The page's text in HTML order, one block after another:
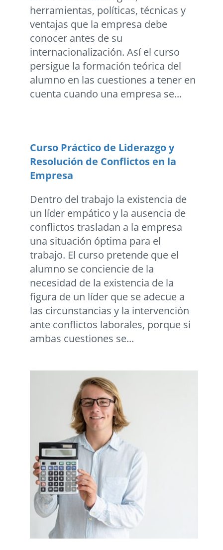
herramientas, políticas, técnicas y
ventajas que la empresa debe
conocer antes de su
internacionalización. Así el curso
persigue la formación teórica del
alumno en las cuestiones a tener en
cuenta cuando una empresa se...
Curso Práctico de Liderazgo y
Resolución de Conflictos en la
Empresa
Dentro del trabajo la existencia de
un líder empático y la ausencia de
conflictos trasladan a la empresa
una situación óptima para el
trabajo. El curso pretende que el
alumno se conciencie de la
necesidad de la existencia de la
figura de un líder que se adecue a
las circunstancias y la intervención
ante conflictos laborales, porque si
ambas cuestiones se...